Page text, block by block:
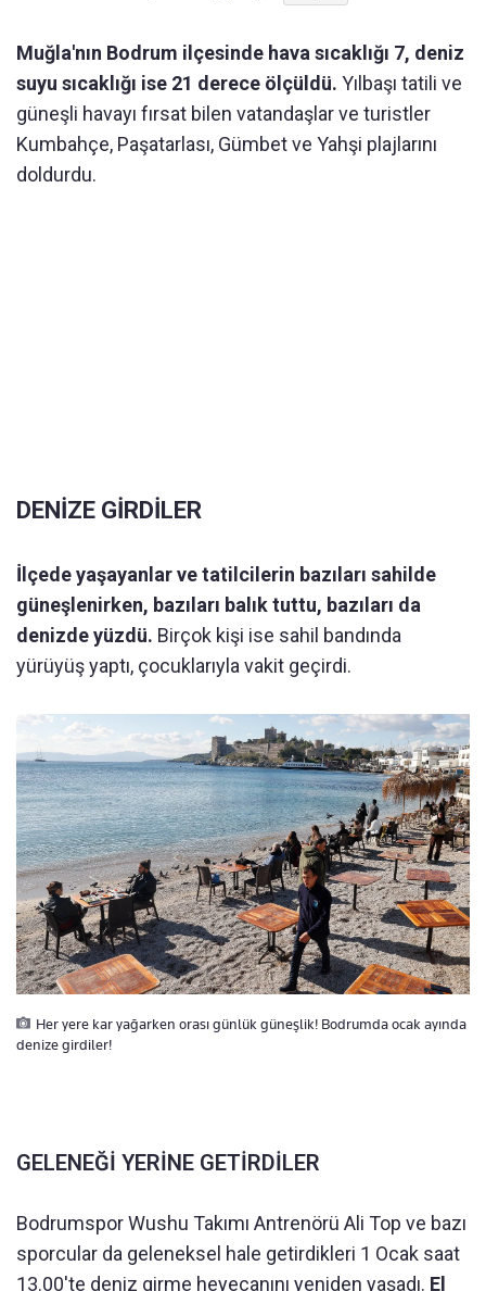
Muğla'nın Bodrum ilçesinde hava sıcaklığı 7, deniz
suyu sıcaklığı ise 21 derece ölçüldü. Yılbaşı tatili ve
güneşli havayı fırsat bilen vatandaşlar ve turistler
Kumbahçe, Paşatarlası, Gümbet ve Yahşi plajlarını
doldurdu.
DENİZE GİRDİLER
İlçede yaşayanlar ve tatilcilerin bazıları sahilde
güneşlenirken, bazıları balık tuttu, bazıları da
denizde yüzdü. Birçok kişi ise sahil bandında
yürüyüş yaptı, çocuklarıyla vakit geçirdi.
Her yere kar yağarken orası günlük güneşlik! Bodrumda ocak ayında
denize girdiler!
GELENEĞİ YERİNE GETİRDİLER
Bodrumspor Wushu Takımı Antrenörü Ali Top ve bazı
sporcular da geleneksel hale getirdikleri 1 Ocak saat
13.00'te deniz girme heyecanını yeniden yaşadı. El